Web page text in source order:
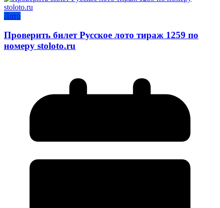
Лото
Проверить билет Русское лото тираж 1259 по
номеру stoloto.ru